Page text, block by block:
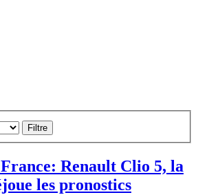
Filtre
Renault Clio 5, la
les pronostics